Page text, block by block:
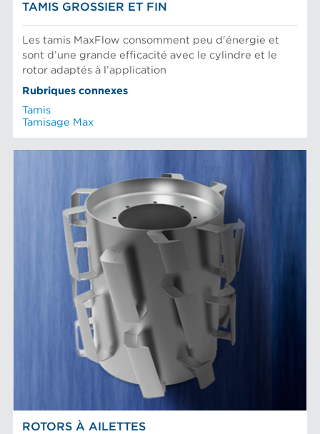
TAMIS GROSSIER ET FIN
Les tamis MaxFlow consomment peu d'énergie et
sont d’une grande efficacité avec le cylindre et le
rotor adaptés à l’application
Rubriques connexes
Tamis
Tamisage Max
ROTORS À AILETTES